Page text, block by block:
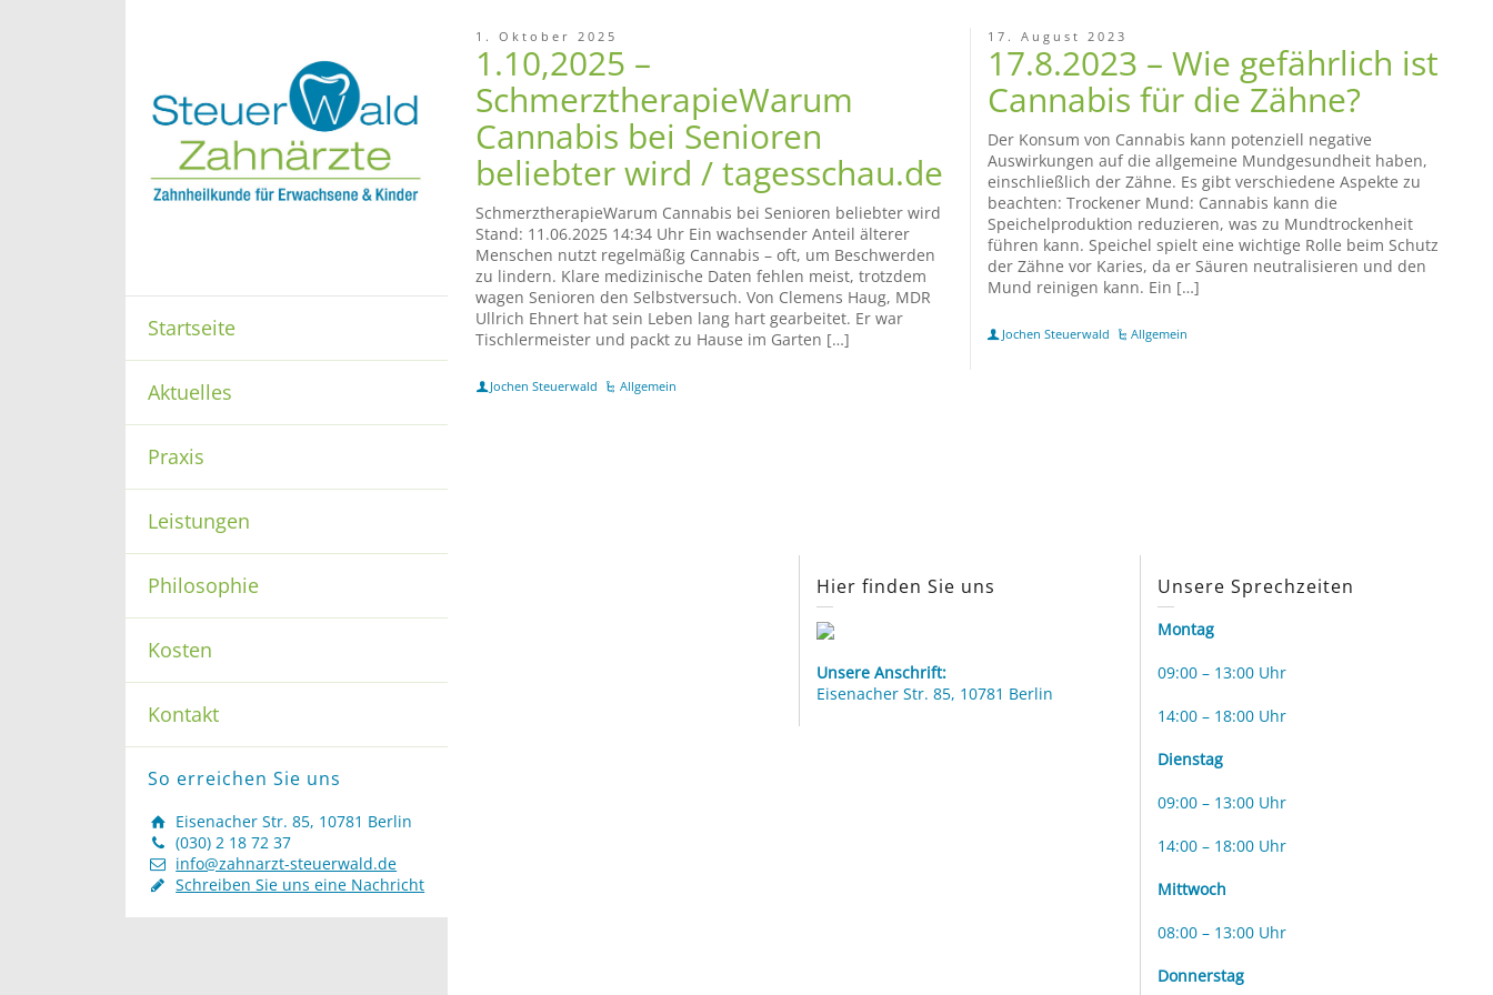
Startseite
Aktuelles
Praxis
Leistungen
Philosophie
Kosten
Kontakt
So erreichen Sie uns
Eisenacher Str. 85, 10781 Berlin
(030) 2 18 72 37
info@zahnarzt-steuerwald.de
Schreiben Sie uns eine Nachricht
1. Oktober 2025
1.10,2025 –
SchmerztherapieWarum
Cannabis bei Senioren
beliebter wird / tagesschau.de
SchmerztherapieWarum Cannabis bei Senioren beliebter wird
Stand: 11.06.2025 14:34 Uhr Ein wachsender Anteil älterer
Menschen nutzt regelmäßig Cannabis – oft, um Beschwerden
zu lindern. Klare medizinische Daten fehlen meist, trotzdem
wagen Senioren den Selbstversuch. Von Clemens Haug, MDR
Ullrich Ehnert hat sein Leben lang hart gearbeitet. Er war
Tischlermeister und packt zu Hause im Garten […]
Jochen Steuerwald Allgemein
17. August 2023
17.8.2023 – Wie gefährlich ist
Cannabis für die Zähne?
Der Konsum von Cannabis kann potenziell negative
Auswirkungen auf die allgemeine Mundgesundheit haben,
einschließlich der Zähne. Es gibt verschiedene Aspekte zu
beachten: Trockener Mund: Cannabis kann die
Speichelproduktion reduzieren, was zu Mundtrockenheit
führen kann. Speichel spielt eine wichtige Rolle beim Schutz
der Zähne vor Karies, da er Säuren neutralisieren und den
Mund reinigen kann. Ein […]
Jochen Steuerwald Allgemein
Hier finden Sie uns
Unsere Anschrift:
Eisenacher Str. 85, 10781 Berlin
Unsere Sprechzeiten
Montag
09:00 – 13:00 Uhr
14:00 – 18:00 Uhr
Dienstag
09:00 – 13:00 Uhr
14:00 – 18:00 Uhr
Mittwoch
08:00 – 13:00 Uhr
Donnerstag